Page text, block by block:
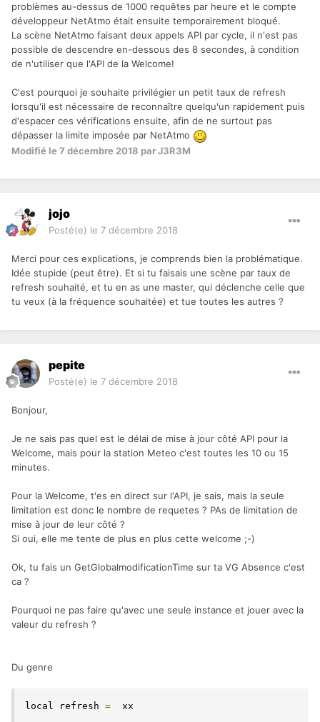
problèmes au-dessus de 1000 requêtes par heure et le compte
développeur NetAtmo était ensuite temporairement bloqué.
La scène NetAtmo faisant deux appels API par cycle, il n'est pas
possible de descendre en-dessous des 8 secondes, à condition
de n'utiliser que l'API de la Welcome!
C'est pourquoi je souhaite privilégier un petit taux de refresh
lorsqu'il est nécessaire de reconnaître quelqu'un rapidement puis
d'espacer ces vérifications ensuite, afin de ne surtout pas
dépasser la limite imposée par NetAtmo
Modifié le 7 décembre 2018 par J3R3M
jojo
Posté(e) le 7 décembre 2018
Merci pour ces explications, je comprends bien la problématique.
Idée stupide (peut être). Et si tu faisais une scène par taux de
refresh souhaité, et tu en as une master, qui déclenche celle que
tu veux (à la fréquence souhaitée) et tue toutes les autres ?
pepite
Posté(e) le 7 décembre 2018
Bonjour,
Je ne sais pas quel est le délai de mise à jour côté API pour la
Welcome, mais pour la station Meteo c'est toutes les 10 ou 15
minutes.
Pour la Welcome, t'es en direct sur l'API, je sais, mais la seule
limitation est donc le nombre de requetes ? PAs de limitation de
mise à jour de leur côté ?
Si oui, elle me tente de plus en plus cette welcome ;-)
Ok, tu fais un GetGlobalmodificationTime sur ta VG Absence c'est
ca ?
Pourquoi ne pas faire qu'avec une seule instance et jouer avec la
valeur du refresh ?
Du genre
local refresh =
  xx